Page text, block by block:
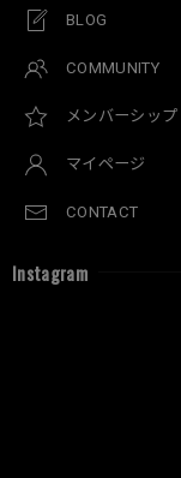
BLOG
COMMUNITY
メンバーシップ
マイページ
CONTACT
Instagram